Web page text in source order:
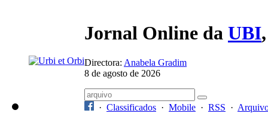
Jornal Online da UBI
Directora: Anabela Gradim
8 de agosto de 2026
· Classificados · Mobile · RSS ·